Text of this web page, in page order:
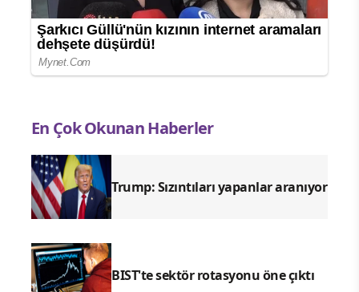
En Çok Okunan Haberler
Trump: Sızıntıları yapanlar aranıyor
BIST'te sektör rotasyonu öne çıktı